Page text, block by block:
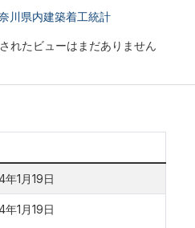
川県内建築着工統計
れたビューはまだありません
1月19日
1月19日